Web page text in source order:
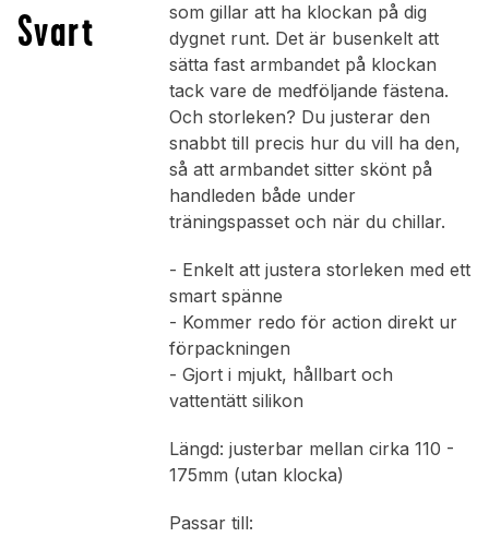
Svart
som gillar att ha klockan på dig
dygnet runt. Det är busenkelt att
sätta fast armbandet på klockan
tack vare de medföljande fästena.
Och storleken? Du justerar den
snabbt till precis hur du vill ha den,
så att armbandet sitter skönt på
handleden både under
träningspasset och när du chillar.
- Enkelt att justera storleken med ett
smart spänne
- Kommer redo för action direkt ur
förpackningen
- Gjort i mjukt, hållbart och
vattentätt silikon
Längd: justerbar mellan cirka 110 -
175mm (utan klocka)
Passar till: